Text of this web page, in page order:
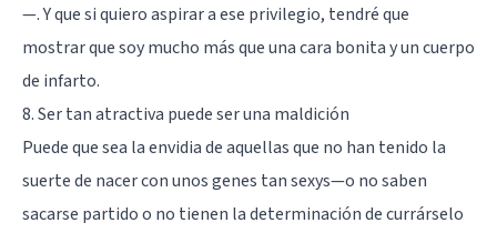
—. Y que si quiero aspirar a ese privilegio, tendré que
mostrar que soy mucho más que una cara bonita y un cuerpo
de infarto.
8. Ser tan atractiva puede ser una maldición
Puede que sea la envidia de aquellas que no han tenido la
suerte de nacer con unos genes tan sexys—o no saben
sacarse partido o no tienen la determinación de currárselo